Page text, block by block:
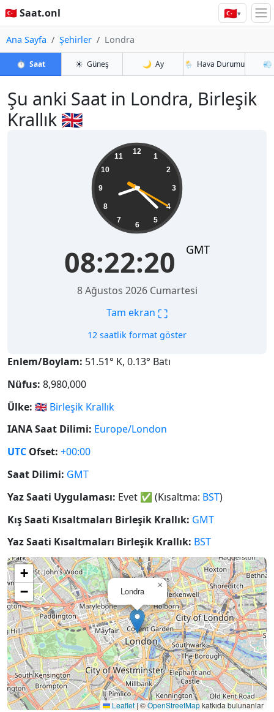
🇹🇷 Saat.onl 🇹🇷▾
Ana Sayfa Şehirler Londra
⏱️ Saat ☀️ Güneş 🌙 Ay 🌦️ Hava Durumu 💨
Şu anki Saat in Londra, Birleşik
Krallık 🇬🇧
12
1
2
3
4
5
6
7
8
9
10
11
08:22:20 GMT
8 Ağustos 2026 Cumartesi
Tam ekran ⛶
12 saatlik format göster
Enlem/Boylam: 51.51° K, 0.13° Batı
Nüfus: 8,980,000
Ülke: 🇬🇧 Birleşik Krallık
IANA Saat Dilimi: Europe/London
UTC Ofset: +00:00
Saat Dilimi: GMT
Yaz Saati Uygulaması: Evet ✅ (Kısaltma: BST)
Kış Saati Kısaltmaları Birleşik Krallık: GMT
Yaz Saati Kısaltmaları Birleşik Krallık: BST
Londra
×
+
−
Leaflet |©OpenStreetMapkatkıda bulunanlar